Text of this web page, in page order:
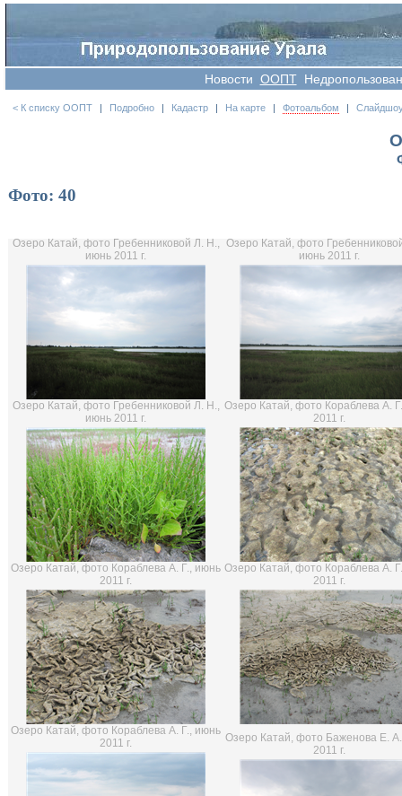
Новости OOПT
< К списку ООПТ | Подробно | Кадастр | На карте | Фотоальбом |
Фото: 40
Озеро Катай, фото Гребенниковой Л. Н.,
июнь 2011 г.
Озеро Катай, фото
июнь 2011 г.
Озеро Катай, фото Гребенниковой Л. Н.,
июнь 2011 г.
Озеро Катай, фото Кораблева А.
2011 г.
Озеро Катай, фото Кораблева А. Г., июнь
2011 г.
Озеро Катай, фото Кораблева А.
2011 г.
Озеро Катай, фото Кораблева А. Г., июнь
2011 г.
Озеро Катай, фото Баженова Е.
2011 г.